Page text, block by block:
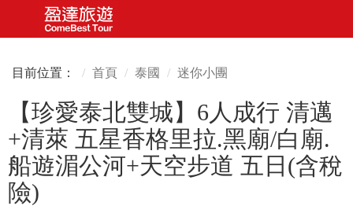
目前位置： 首頁 泰國 迷你小團
【珍愛泰北雙城】6人成行 清邁
+清萊 五星香格里拉.黑廟/白廟.
船遊湄公河+天空步道 五日(含稅
險)